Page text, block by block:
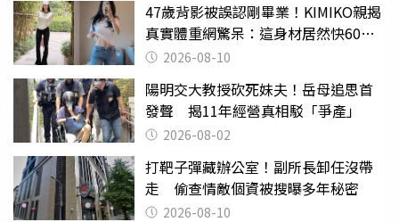
47歲背影被誤認剛畢業！KIMIKO親揭
真實體重網驚呆：這身材居然快60公
斤？2026-08-10
陽明交大教授砍死妹夫！岳母追思首
發聲 揭11年經營真相駁「爭產」
2026-08-02
打靶子彈藏辦公室！副所長卸任沒帶
走 偷查情敵個資被搜曝多年秘密
2026-08-10